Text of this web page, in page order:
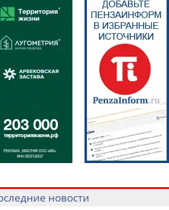
Печать
новости